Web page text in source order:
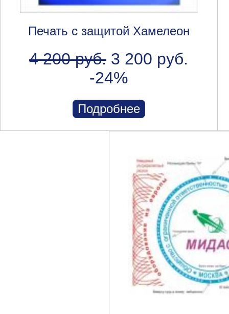
Печать с защитой Хамелеон
4 200 руб. 3 200 руб.
-24%
Подробнее